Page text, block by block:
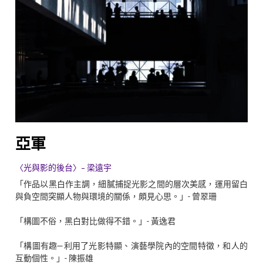
亞軍
〈光與影的後台〉- 梁遠宇
「作品以黑白作主調，細膩捕捉光影之間的層次美感，運用留白
與負空間突顯人物與環境的關係，頗見心思。」- 曾翠珊
「構圖不俗，黑白對比做得不錯。」- 黃逸君
「構圖有趣—利用了光影特顯、演藝學院內的空間特徵，和人的
互動個性。」- 陳振雄